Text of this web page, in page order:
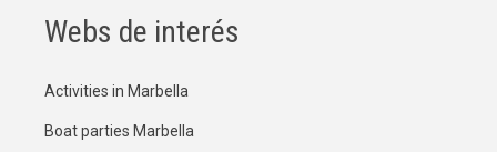
Webs de interés
Activities in Marbella
Boat parties Marbella